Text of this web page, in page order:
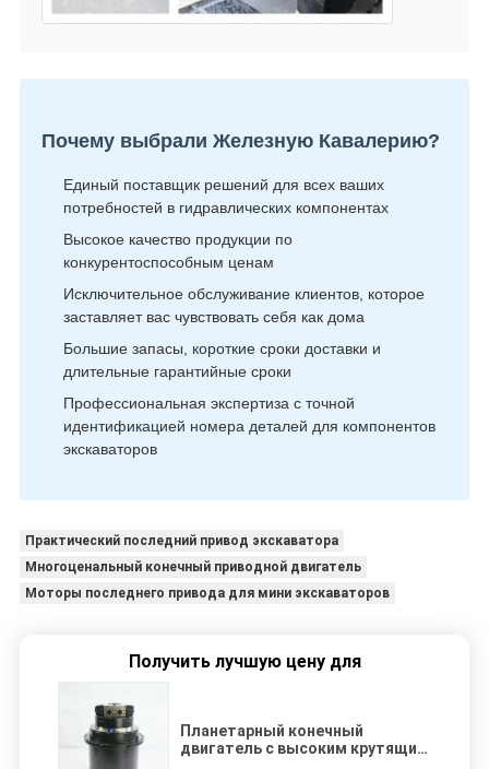
Почему выбрали Железную Кавалерию?
Единый поставщик решений для всех ваших
потребностей в гидравлических компонентах
Высокое качество продукции по
конкурентоспособным ценам
Исключительное обслуживание клиентов, которое
заставляет вас чувствовать себя как дома
Большие запасы, короткие сроки доставки и
длительные гарантийные сроки
Профессиональная экспертиза с точной
идентификацией номера деталей для компонентов
экскаваторов
Практический последний привод экскаватора
Многоценальный конечный приводной двигатель
Моторы последнего привода для мини экскаваторов
Получить лучшую цену для
Планетарный конечный
двигатель с высоким крутящим